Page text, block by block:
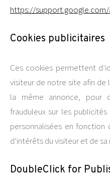
https://support.google.com/
Cookies publicitaires
Ces cookies permettent
visiteur de notre site afin de
la même annonce,
frauduleux sur les
personnalisées en
d’intérêts du visiteur et de sa
DoubleClick for